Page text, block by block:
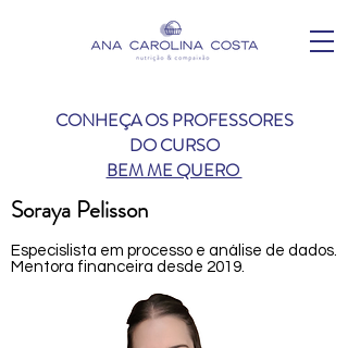
CONHEÇA OS PROFESSORES
DO CURSO
BEM ME QUERO
Soraya Pelisson
Especislista em processo e análise de dados.
Mentora financeira desde 2019.